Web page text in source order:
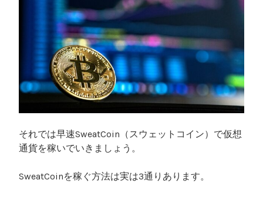
それでは早速SweatCoin（スウェットコイン）で仮想
通貨を稼いでいきましょう。
SweatCoinを稼ぐ方法は実は3通りあります。